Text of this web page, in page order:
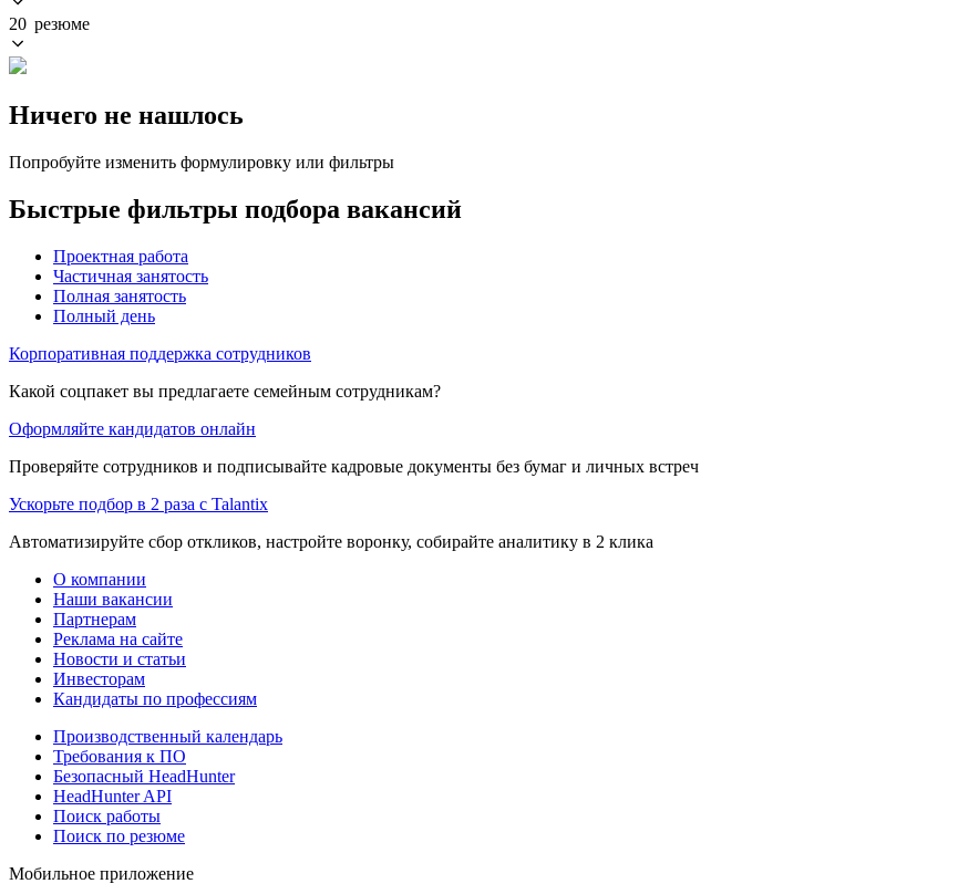
20 резюме
Ничего не нашлось
Попробуйте изменить формулировку или фильтры
Быстрые фильтры подбора вакансий
Проектная работа
Частичная занятость
Полная занятость
Полный день
Корпоративная поддержка сотрудников
Какой соцпакет вы предлагаете семейным сотрудникам?
Оформляйте кандидатов онлайн
Проверяйте сотрудников и подписывайте кадровые документы без бумаг и личных встреч
Ускорьте подбор в 2 раза с Talantix
Автоматизируйте сбор откликов, настройте воронку, собирайте аналитику в 2 клика
О компании
Наши вакансии
Партнерам
Реклама на сайте
Новости и статьи
Инвесторам
Кандидаты по профессиям
Производственный календарь
Требования к ПО
Безопасный HeadHunter
HeadHunter API
Поиск работы
Поиск по резюме
Мобильное приложение